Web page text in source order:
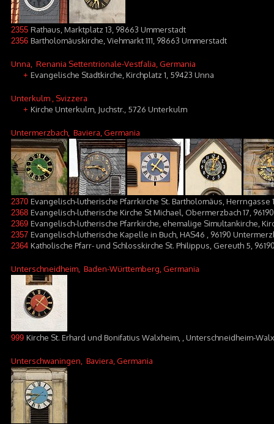
2355 Rathaus, Marktplatz 13, 98663 Ummerstadt
2356 Bartholomäuskirche, Viehmarkt 111, 98663 Ummerstadt
Unna , Renania Settentrionale-Vestfalia, Germania
+ Evangelische Stadtkirche, Kirchplatz 1, 59423 Unna
Unterkulm , Svizzera
+ Kirche Unterkulm, Juchstr., 5726 Unterkulm
Untermerzbach , Baviera, Germania
2370 Evangelisch-lutherische Pfarrkirche St. Bartholomäus,
2368 Evangelisch-lutherische Kirche St Michael, Obermerzbach 17,
2369 Evangelisch-lutherische Pfarrkirche, ehemalige Simultankirche,
2357 Evangelisch-lutherische Kapelle in Buch, HAS46 , 96190
2364 Katholische Pfarr- und Schlosskirche St. Philippus, Gereuth 5,
Unterschneidheim , Baden-Württemberg, Germania
999 Kirche St. Erhard und Bonifatius Walxheim, , Unterschneidheim-
Unterschwaningen , Baviera, Germania